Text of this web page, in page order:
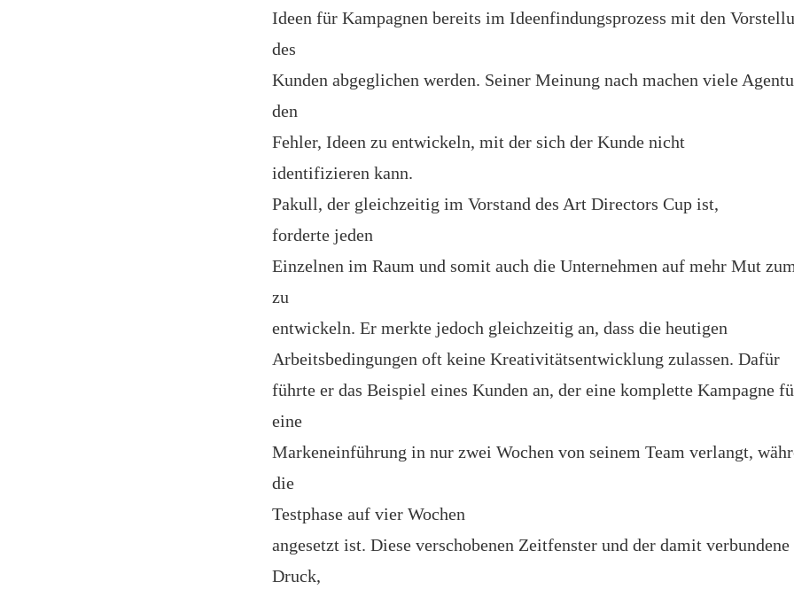
Ideen für Kampagnen bereits im Ideenfindungsprozess mit den
des
Kunden abgeglichen werden. Seiner Meinung nach machen viele
den
Fehler, Ideen zu entwickeln, mit der sich der Kunde nicht
identifizieren kann.
Pakull, der gleichzeitig im Vorstand des Art Directors Cup ist,
forderte jeden
Einzelnen im Raum und somit auch die Unternehmen auf mehr Mut
zu
entwickeln. Er merkte jedoch gleichzeitig an, dass die heutigen
Arbeitsbedingungen oft keine Kreativitätsentwicklung zulassen. Dafür
führte er das Beispiel eines Kunden an, der eine komplette Kampagne
eine
Markeneinführung in nur zwei Wochen von seinem Team verlangt,
die
Testphase auf vier Wochen
angesetzt ist. Diese verschobenen Zeitfenster und der damit verbundene
Druck,